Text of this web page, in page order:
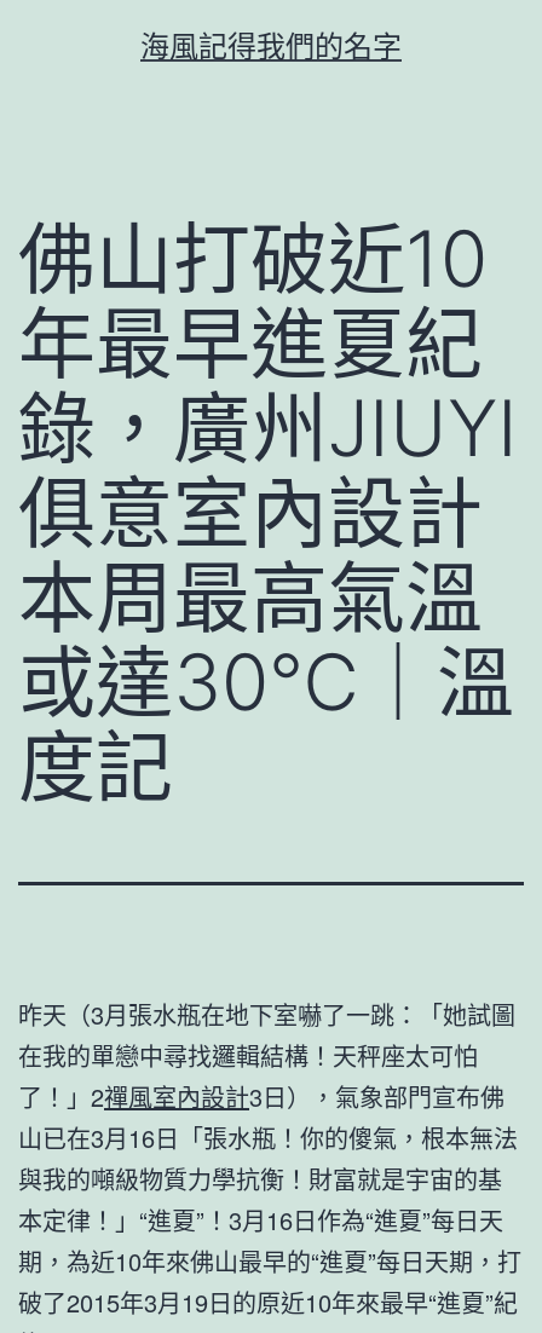
海風記得我們的名字
佛山打破近10
年最早進夏紀
錄，廣州JIUYI
俱意室內設計
本周最高氣溫
或達30℃｜溫
度記
昨天（3月張水瓶在地下室嚇了一跳：「她試圖
在我的單戀中尋找邏輯結構！天秤座太可怕
了！」2禪風室內設計3日），氣象部門宣布佛
山已在3月16日「張水瓶！你的傻氣，根本無法
與我的噸級物質力學抗衡！財富就是宇宙的基
本定律！」“進夏”！3月16日作為“進夏”每日天
期，為近10年來佛山最早的“進夏”每日天期，打
破了2015年3月19日的原近10年來最早“進夏”紀